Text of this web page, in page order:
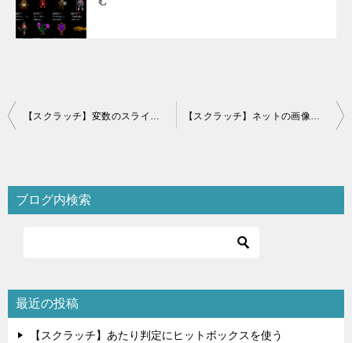
投
ビ
ゲ
ョ
ン
【スクラッチ】変数のスライダー使い方 【スクラッチ】ネットの画像をスクラッチに取り込む
ブログ内検索
最近の投稿
【スクラッチ】あたり判定にヒットボックスを使う